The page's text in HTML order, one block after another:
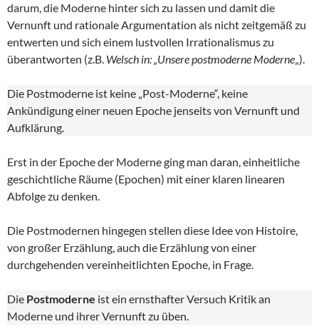
darum, die Moderne hinter sich zu lassen und damit die
Vernunft und rationale Argumentation als nicht zeitgemäß zu
entwerten und sich einem lustvollen Irrationalismus zu
überantworten (z.B. Welsch in: „Unsere postmoderne Moderne„).
Die Postmoderne ist keine „Post-Moderne“, keine
Ankündigung einer neuen Epoche jenseits von Vernunft und
Aufklärung.
Erst in der Epoche der Moderne ging man daran, einheitliche
geschichtliche Räume (Epochen) mit einer klaren linearen
Abfolge zu denken.
Die Postmodernen hingegen stellen diese Idee von Histoire,
von großer Erzählung, auch die Erzählung von einer
durchgehenden vereinheitlichten Epoche, in Frage.
Die Postmoderne ist ein ernsthafter Versuch Kritik an
Moderne und ihrer Vernunft zu üben.